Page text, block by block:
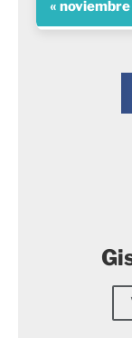
« noviembre